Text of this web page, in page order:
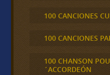
100 CANCIONES
100 CANCIONES
100 CHANSON
´ACCORDEÓN